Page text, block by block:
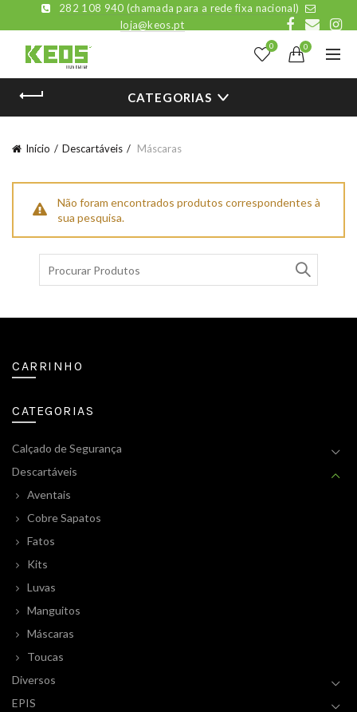
282 108 940 (chamada para a rede fixa nacional)
loja@keos.pt
0 0
CATEGORIAS
Início Descartáveis Máscaras
Não foram encontrados produtos correspondentes à
sua pesquisa.
CARRINHO
CATEGORIAS
Calçado de Segurança
Descartáveis
Aventais
Cobre Sapatos
Fatos
Kits
Luvas
Manguitos
Máscaras
Toucas
Diversos
EPIS